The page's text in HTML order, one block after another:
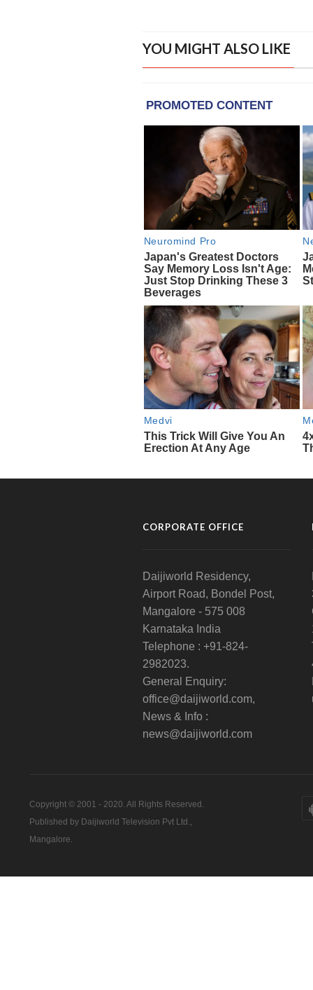
YOU MIGHT ALSO LIKE
CORPORATE OFFICE
Daijiworld Residency,
Airport Road, Bondel Post,
Mangalore - 575 008
Karnataka India
Telephone : +91-824-
2982023.
General Enquiry:
office@daijiworld.com,
News & Info :
news@daijiworld.com
Copyright © 2001 - 2020. All Rights Reserved.
Published by Daijiworld Television Pvt Ltd.,
Mangalore.